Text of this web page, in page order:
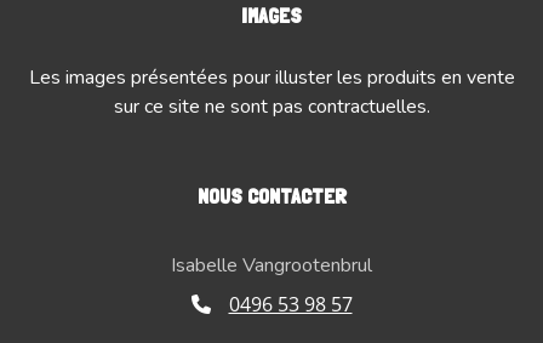
IMAGES
Les images présentées pour illuster les produits en vente
sur ce site ne sont pas contractuelles.
NOUS CONTACTER
Isabelle Vangrootenbrul
0496 53 98 57